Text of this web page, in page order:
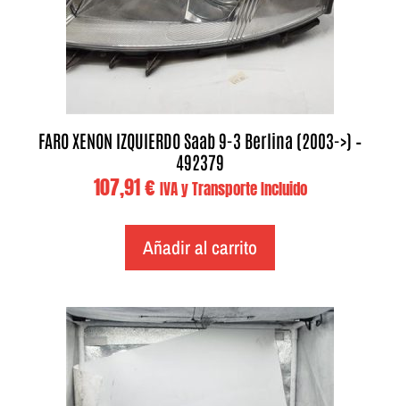
FARO XENON IZQUIERDO Saab 9-3 Berlina (2003->) –
492379
107,91€ IVA y Transporte Incluido
Añadir al carrito